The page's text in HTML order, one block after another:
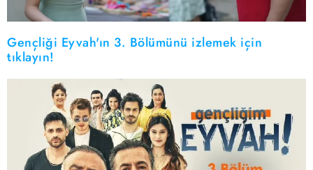
Gençliği Eyvah'ın 3. Bölümünü izlemek için
tıklayın!